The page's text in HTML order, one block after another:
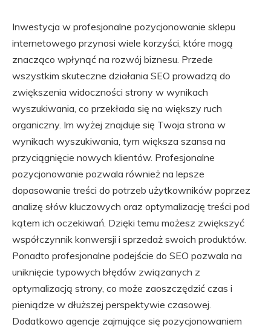
Inwestycja w profesjonalne pozycjonowanie sklepu
internetowego przynosi wiele korzyści, które mogą
znacząco wpłynąć na rozwój biznesu. Przede
wszystkim skuteczne działania SEO prowadzą do
zwiększenia widoczności strony w wynikach
wyszukiwania, co przekłada się na większy ruch
organiczny. Im wyżej znajduje się Twoja strona w
wynikach wyszukiwania, tym większa szansa na
przyciągnięcie nowych klientów. Profesjonalne
pozycjonowanie pozwala również na lepsze
dopasowanie treści do potrzeb użytkowników poprzez
analizę słów kluczowych oraz optymalizację treści pod
kątem ich oczekiwań. Dzięki temu możesz zwiększyć
współczynnik konwersji i sprzedaż swoich produktów.
Ponadto profesjonalne podejście do SEO pozwala na
uniknięcie typowych błędów związanych z
optymalizacją strony, co może zaoszczędzić czas i
pieniądze w dłuższej perspektywie czasowej.
Dodatkowo agencje zajmujące się pozycjonowaniem